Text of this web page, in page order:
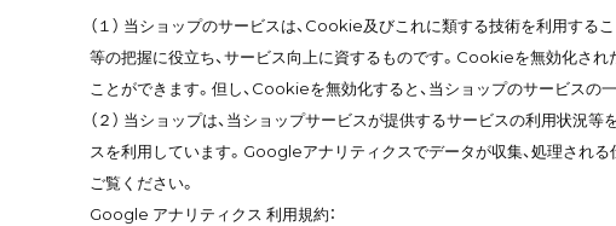
（１） 当ショップのサービスは、Cookie及びこれに類する技術を利用す
等の把握に役立ち、サービス向上に資するものです。Cookieを無効化さ
ことができます。但し、Cookieを無効化すると、当ショップのサービスの
（２） 当ショップは、当ショップサービスが提供するサービスの利用状
スを利用しています。Googleアナリティクスでデータが収集、処理され
ご覧ください。
Google アナリティクス 利用規約：